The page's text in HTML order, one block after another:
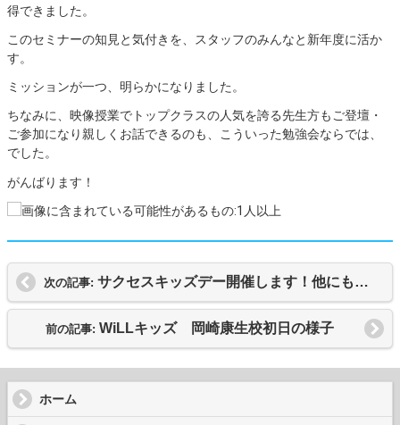
得できました。
このセミナーの知見と気付きを、スタッフのみんなと新年度に活か
す。
ミッションが一つ、明らかになりました。
ちなみに、映像授業でトップクラスの人気を誇る先生方もご登壇・
ご参加になり親しくお話できるのも、こういった勉強会ならでは、
でした。
がんばります！
次の記事: サクセスキッズデー開催します！他にもあるよ
前の記事: WiLLキッズ 岡崎康生校初日の様子
ホーム